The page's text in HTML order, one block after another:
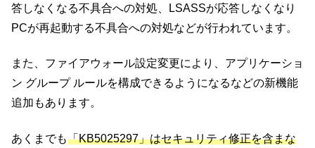
答しなくなる不具合への対処、LSASSが応答しなくなり
PCが再起動する不具合への対処などが行われています。
また、ファイアウォール設定変更により、アプリケーショ
ン グループ ルールを構成できるようになるなどの新機能
追加もあります。
あくまでも「KB5025297」はセキュリティ修正を含まな